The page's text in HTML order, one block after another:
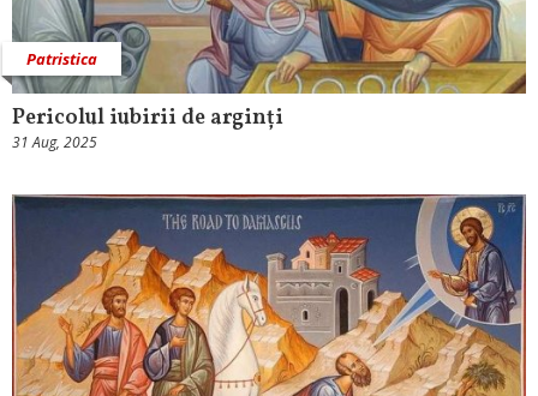
Patristica
Pericolul iubirii de arginți
31 Aug, 2025